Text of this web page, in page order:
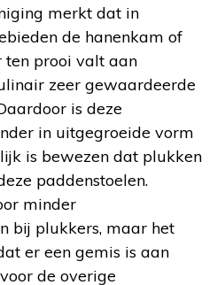
merkt dat in
de hanenkam of
ten prooi valt aan
zeer gewaardeerde
is deze
in uitgegroeide vorm
is bewezen dat plukken
paddenstoelen.
minder
bij plukkers, maar het
er een gemis is aan
de overige